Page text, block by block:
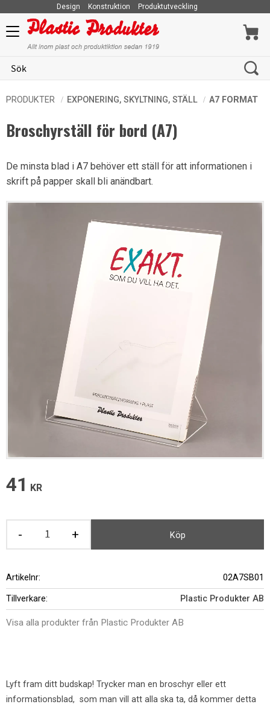
Meny
Design Konstruktion Produktutveckling
PRODUKTER EXPONERING, SKYLTNING, STÄLL A7 FORMAT
Broschyrställ för bord (A7)
De minsta blad i A7 behöver ett ställ för att informationen i
skrift på papper skall bli anändbart.
41 KR
+
- Köp
Artikelnr 02A7SB01
Tillverkare Plastic Produkter AB
Visa alla produkter från Plastic Produkter AB
Lyft fram ditt budskap! Trycker man en broschyr eller ett
informationsblad, som man vill att alla ska ta, då kommer detta